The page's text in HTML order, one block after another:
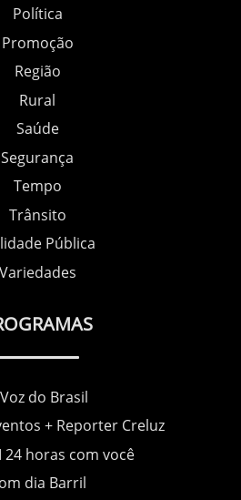
Política
Promoção
Região
Rural
Saúde
Segurança
Tempo
Trânsito
Pública
Variedades
do Brasil
+ Reporter Creluz
24 horas com você
dia Barril